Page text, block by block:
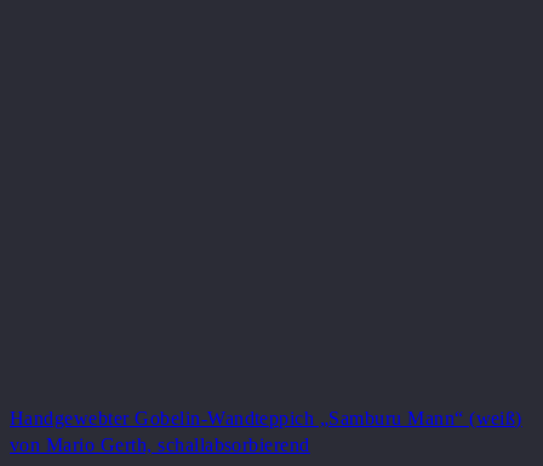
Handgewebter Gobelin-Wandteppich „Samburu Mann“ (weiß)
von Mario Gerth, schallabsorbierend